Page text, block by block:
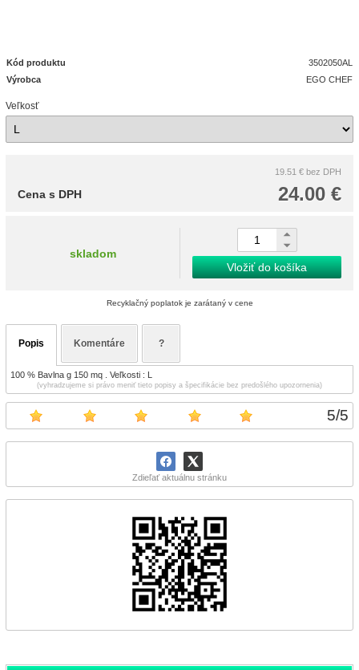
5/5
Zdieľať aktuálnu stránku
Kód produktu
3502050AL
Výrobca
EGO CHEF
Veľkosť
19.51 € bez DPH
24.00 €
Cena s DPH
skladom
Vložiť do košíka
Recyklačný poplatok je zarátaný v cene
Popis Komentáre ?
100 % Bavlna g 150 mq . Veľkosti : L
(vyhradzujeme si právo meniť tieto popisy a špecifikácie bez predošlého upozornenia)